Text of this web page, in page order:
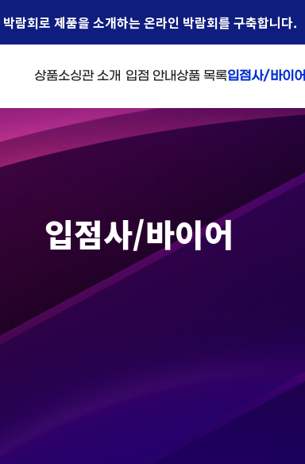
람회로 제품을 소개하는 온라인 박람회를 구축합니다.
상품소싱관 소개 입점 안내상품 목록입점사/바이어
입점사/바이어